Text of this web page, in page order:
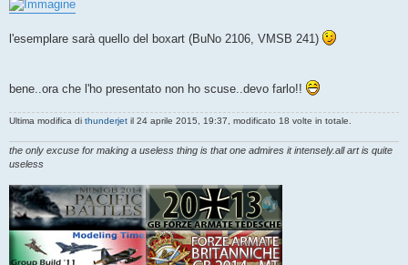
l'esemplare sarà quello del boxart (BuNo 2106, VMSB 241)
bene..ora che l'ho presentato non ho scuse..devo farlo!!
Ultima modifica di thunderjet il 24 aprile 2015, 19:37, modificato 18 volte in totale.
the only excuse for making a useless thing is that one admires it intensely.all art is quite
useless